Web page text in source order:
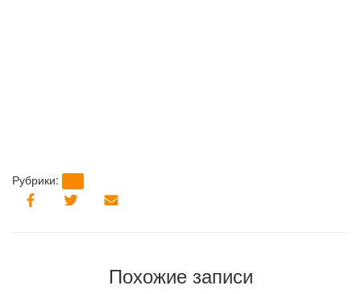
Рубрики:
Похожие записи